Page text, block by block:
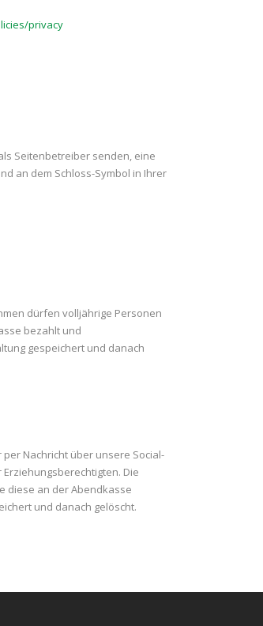
privacy
Seitenbetreiber senden, eine
an dem Schloss-Symbol in Ihrer
dürfen volljährige Personen
bezahlt und
gespeichert und danach
per Nachricht über unsere Social-
Die
diese an der Abendkasse
und danach gelöscht.